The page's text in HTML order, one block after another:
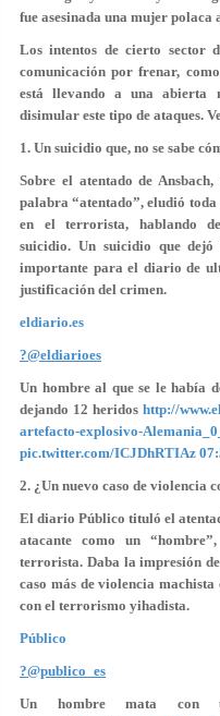
fue asesinada una mujer polaca
Los intentos de cierto sector
comunicación por frenar,
está llevando auna abierta
disimular este tipo de ataques.
1. Un suicidio que, no se sabe
Sobre el atentado de
palabra “atentado”, eludió
en el terrorista, hablando
suicidio. Un suicidio que dejó
importante para el diario de
justificación del crimen.
eldiario.es
?@eldiarioes
Un hombre al que se le había
dejando 12 heridos http://
artefacto-explosivo-
pic.twitter.com/ICJDhRTIAz
2. ¿Un nuevo caso de violencia
El diario Público tituló el
atacante como un “hombre”,
terrorista. Daba la impresión
caso más de violencia
con el terrorismo yihadista.
Público
?@publico_es
Un hombre mata con